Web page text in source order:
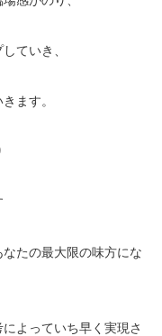
ていき、
ます。
たの最大限の味方にな
よっていち早く実現さ